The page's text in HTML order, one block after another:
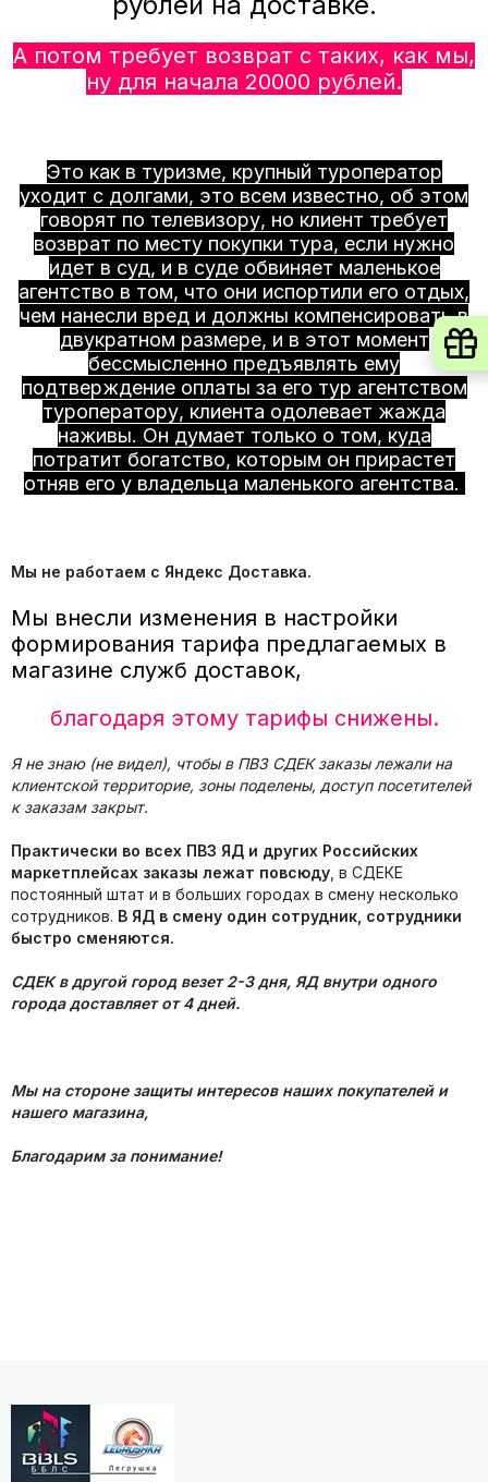
А потом требует возврат с таких, как мы,
ну для начала 20000 рублей.
Это как в туризме, крупный туроператор
уходит с долгами, это всем известно, об этом
говорят по телевизору, но клиент требует
возврат по месту покупки тура, если нужно
идет в суд, и в суде обвиняет маленькое
агентство в том, что они испортили его отдых,
чем нанесли вред и должны компенсировать в
двукратном размере, и в этот момент
бессмысленно предъявлять ему
подтверждение оплаты за его тур агентством
туроператору, клиента одолевает жажда
наживы. Он думает только о том, куда
потратит богатство, которым он прирастет
отняв его у владельца маленького агентства.
Мы не работаем с Яндекс Доставка.
Мы внесли изменения в настройки
формирования тарифа предлагаемых в
магазине служб доставок,
благодаря этому тарифы снижены.
Я не знаю (не видел), чтобы в ПВЗ СДЕК заказы лежали на
клиентской территорие, зоны поделены, доступ посетителей
к заказам закрыт.
Практически во всех ПВЗ ЯД и других Российских
маркетплейсах заказы лежат повсюду , в СДЕКЕ
постоянный штат и в больших городах в смену несколько
сотрудников. В ЯД в смену один сотрудник, сотрудники
быстро сменяются.
СДЕК в другой город везет 2-3 дня, ЯД внутри одного
города доставляет от 4 дней.
Мы на стороне защиты интересов наших покупателей и
нашего магазина,
Благодарим за понимание!